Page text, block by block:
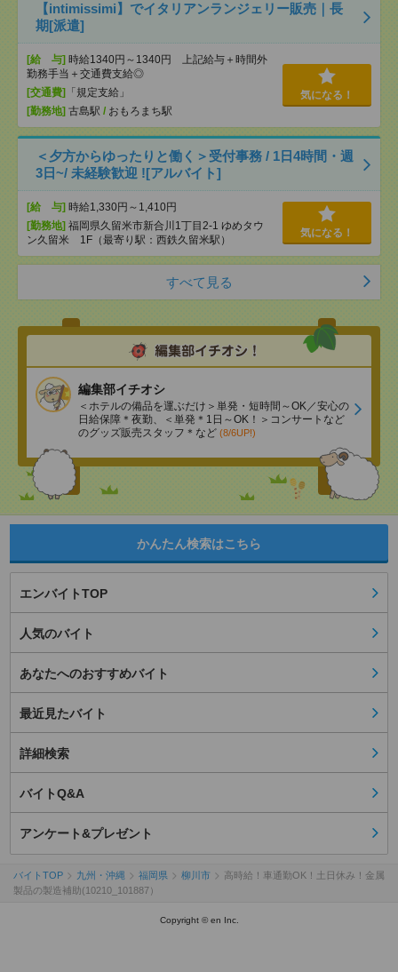
【intimissimi】でイタリアンランジェリー販売｜長
期[派遣]
[給 与] 時給1340円～1340円 上記給与＋時間外
勤務手当＋交通費支給◎
[交通費]
「規定支給」
[勤務地] 古島駅 / おもろまち駅
気になる！
＜夕方からゆったりと働く＞受付事務 / 1日4時間・週
3日~/ 未経験歓迎 ![アルバイト]
[給 与] 時給1,330円～1,410円
[勤務地] 福岡県久留米市新合川1丁目2-1 ゆめタウ
ン久留米 1F（最寄り駅：西鉄久留米駅）
気になる！
すべて見る
編集部イチオシ
＜ホテルの備品を運ぶだけ＞単発・短時間～OK／安心の
日給保障＊夜勤、＜単発＊1日～OK！＞コンサートなど
のグッズ販売スタッフ＊など (8/6UP!)
かんたん検索はこちら
エンバイトTOP
人気のバイト
あなたへのおすすめバイト
最近見たバイト
詳細検索
バイトQ&A
アンケート&プレゼント
バイトTOP 九州・沖縄 福岡県 柳川市
高時給！車通勤OK！土日休み！金属
製品の製造補助(10210_101887）
Copyright © en Inc.